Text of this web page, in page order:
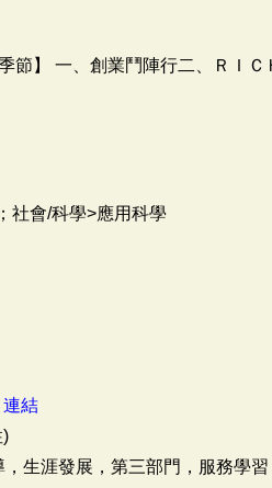
節】 一、創業鬥陣行二、ＲＩ
社會/科學>應用科學
連結
生涯發展，第三部門，服務學習